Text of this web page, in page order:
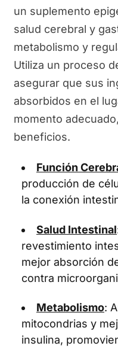
un suplemento
salud cerebral y
metabolismo y
Utiliza un proceso
asegurar que sus
absorbidos en el
momento
beneficios.
Función
producción de
la conexión
Salud Intestinal
revestimiento
mejor absorción
contra
Metabolismo:
mitocondrias y
insulina,